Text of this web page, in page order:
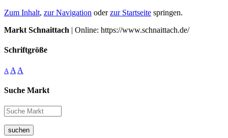
Zum Inhalt, zur Navigation oderzur Startseite springen.
Markt Schnaittach | Online: https://www.schnaittach.de/
Schriftgröße
A A A
Suche Markt
suchen